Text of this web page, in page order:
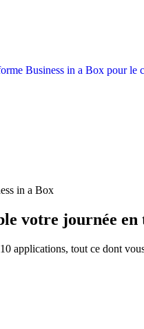
in a Box
votre journée
applications, tout ce dont